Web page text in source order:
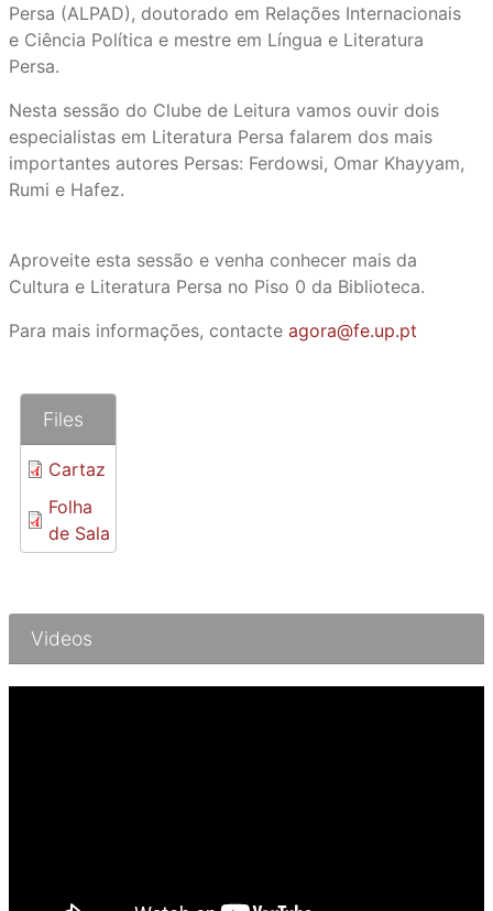
Persa (ALPAD), doutorado em Relações Internacionais
e Ciência Política e mestre em Língua e Literatura
Persa.
Nesta sessão do Clube de Leitura vamos ouvir dois
especialistas em Literatura Persa falarem dos mais
importantes autores Persas: Ferdowsi, Omar Khayyam,
Rumi e Hafez.
Aproveite esta sessão e venha conhecer mais da
Cultura e Literatura Persa no Piso 0 da Biblioteca.
Para mais informações, contacte agora@fe.up.pt
Files
Cartaz
Folha
de Sala
Videos